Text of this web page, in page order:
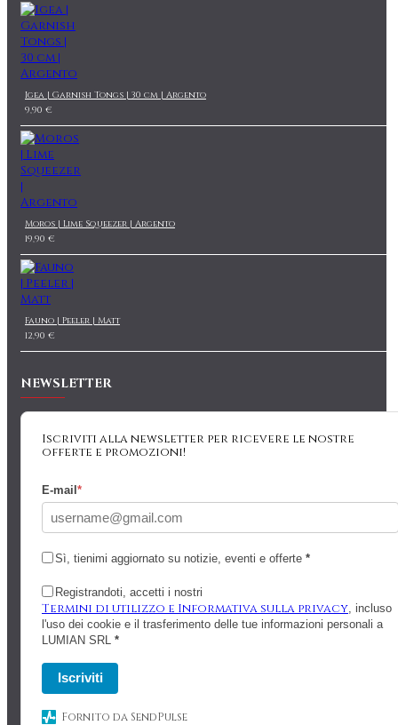
Igea | Garnish Tongs | 30 cm | Argento
9,90 €
Moros | Lime Squeezer | Argento
19,90 €
Fauno | Peeler | Matt
12,90 €
NEWSLETTER
Iscriviti alla newsletter per ricevere le nostre
offerte e promozioni!
E-mail *
Sì, tienimi aggiornato su notizie, eventi e offerte *
Registrandoti, accetti i nostri
Termini di utilizzo e Informativa sulla privacy, incluso
l'uso dei cookie e il trasferimento delle tue informazioni personali a
LUMIAN SRL *
Iscriviti
Fornito da SendPulse